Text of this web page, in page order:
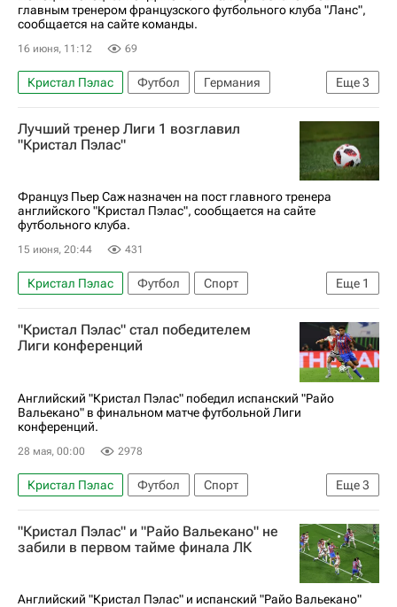
главным тренером французского футбольного клуба "Ланс",
сообщается на сайте команды.
16 июня, 11:12 69
Еще3
Кристал Пэлас Футбол
Германия
Ланс
Айнтрахт (Франкфурт)
Чемпионат Франции по футболу (Лига 1)
Лучший тренер Лиги 1 возглавил
"Кристал Пэлас"
Француз Пьер Саж назначен на пост главного тренера
английского "Кристал Пэлас", сообщается на сайте
футбольного клуба.
15 июня, 20:44 431
Еще 1
Кристал Пэлас Футбол
Спорт
Чемпионат Франции по футболу (Лига 1)
"Кристал Пэлас" стал победителем
Лиги конференций
Английский "Кристал Пэлас" победил испанский "Райо
Вальекано" в финальном матче футбольной Лиги
конференций.
28 мая, 00:00 2978
Еще3
Кристал Пэлас Футбол
Спорт
Жан-Филипп Матета
Райо Вальекано
Лига конференций
"Кристал Пэлас" и "Райо Вальекано" не
забили в первом тайме финала ЛК
Английский "Кристал Пэлас" и испанский "Райо Вальекано"